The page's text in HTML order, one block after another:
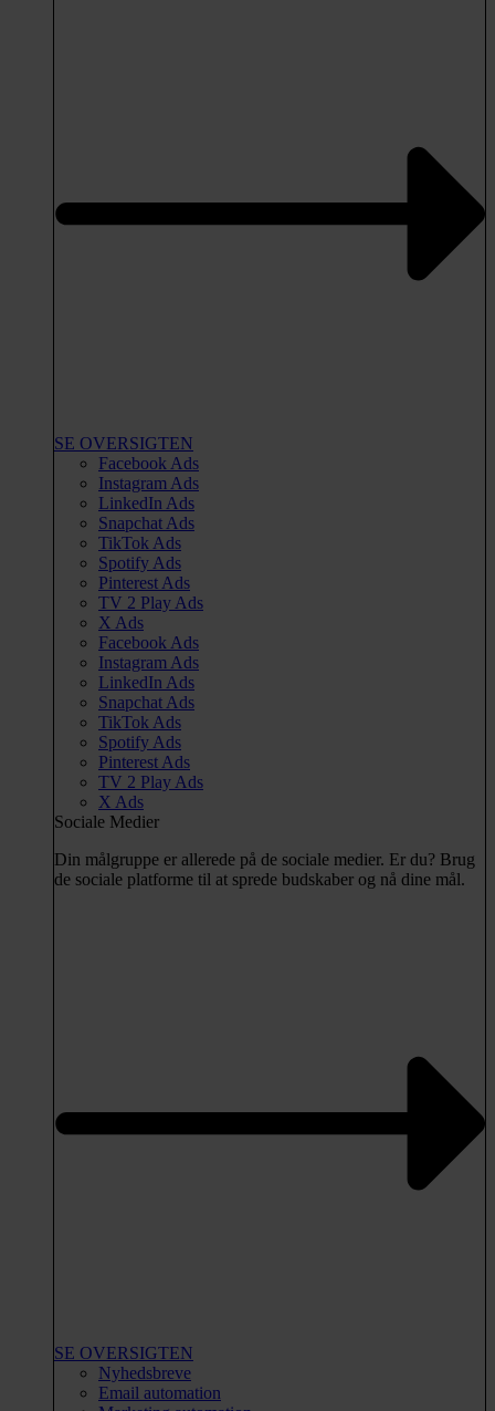
SE OVERSIGTEN
Facebook Ads
Instagram Ads
LinkedIn Ads
Snapchat Ads
TikTok Ads
Spotify Ads
Pinterest Ads
TV 2 Play Ads
X Ads
Facebook Ads
Instagram Ads
LinkedIn Ads
Snapchat Ads
TikTok Ads
Spotify Ads
Pinterest Ads
TV 2 Play Ads
X Ads
Sociale Medier
Din målgruppe er allerede på de sociale medier. Er du? Brug
de sociale platforme til at sprede budskaber og nå dine mål.
SE OVERSIGTEN
Nyhedsbreve
Email automation